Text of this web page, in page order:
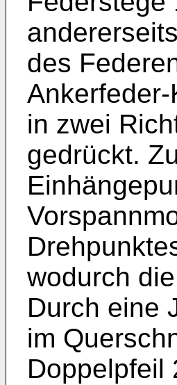
des
in zwei
gedrückt.
wodurch
Durch eine
im
Doppelpfeil